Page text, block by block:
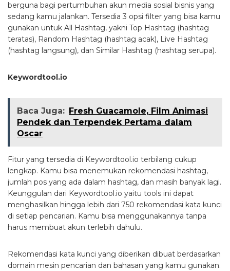
berguna bagi pertumbuhan akun media sosial bisnis yang
sedang kamu jalankan. Tersedia 3 opsi filter yang bisa kamu
gunakan untuk All Hashtag, yakni Top Hashtag (hashtag
teratas), Random Hashtag (hashtag acak), Live Hashtag
(hashtag langsung), dan Similar Hashtag (hashtag serupa).
Keywordtool.io
Baca Juga: Fresh Guacamole, Film Animasi
Pendek dan Terpendek Pertama dalam
Oscar
Fitur yang tersedia di Keywordtool.io terbilang cukup
lengkap. Kamu bisa menemukan rekomendasi hashtag,
jumlah pos yang ada dalam hashtag, dan masih banyak lagi.
Keunggulan dari Keywordtool.io yaitu tools ini dapat
menghasilkan hingga lebih dari 750 rekomendasi kata kunci
di setiap pencarian. Kamu bisa menggunakannya tanpa
harus membuat akun terlebih dahulu.
Rekomendasi kata kunci yang diberikan dibuat berdasarkan
domain mesin pencarian dan bahasan yang kamu gunakan.